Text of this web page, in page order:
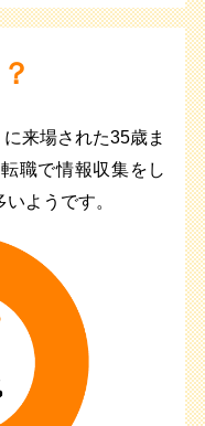
来場された35歳ま
職で情報収集をし
ようです。